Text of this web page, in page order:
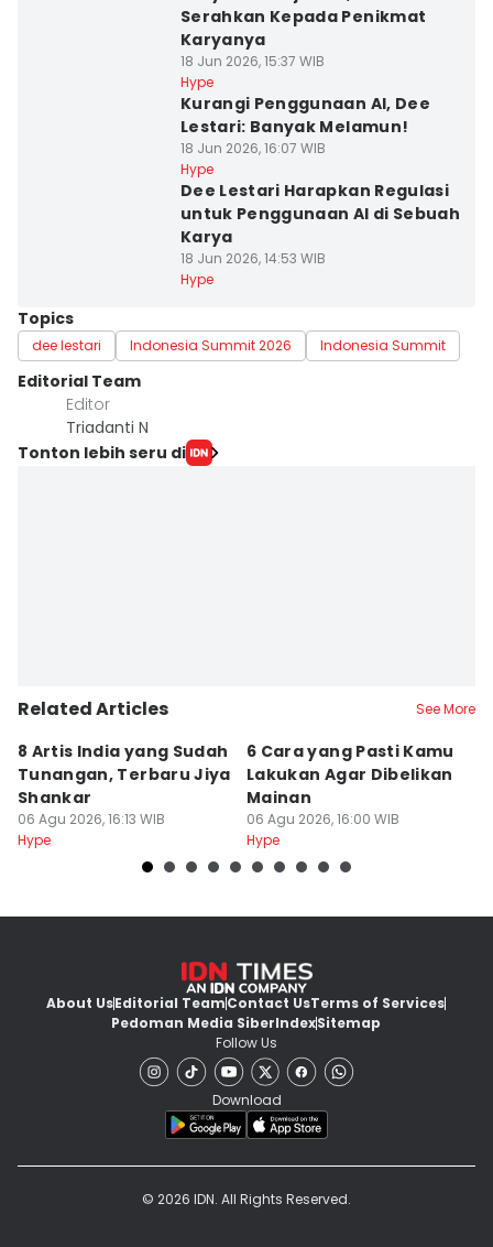
Serahkan Kepada Penikmat
Karyanya
18 Jun 2026, 15:37 WIB
Hype
Kurangi Penggunaan AI, Dee
Lestari: Banyak Melamun!
18 Jun 2026, 16:07 WIB
Hype
Dee Lestari Harapkan Regulasi
untuk Penggunaan AI di Sebuah
Karya
18 Jun 2026, 14:53 WIB
Hype
Topics
dee lestari Indonesia Summit 2026 Indonesia Summit
Editorial Team
Editor
Triadanti N
Tonton lebih seru di
Related Articles See More
8 Artis India yang Sudah
Tunangan, Terbaru Jiya
Shankar
06 Agu 2026, 16:13 WIB
Hype
6 Cara yang Pasti Kamu
Lakukan Agar Dibelikan
Mainan
06 Agu 2026, 16:00 WIB
Hype
About UsEditorial TeamContact UsTerms of Services
Pedoman Media SiberIndexSitemap
Follow Us
Download
© 2026 IDN. All Rights Reserved.